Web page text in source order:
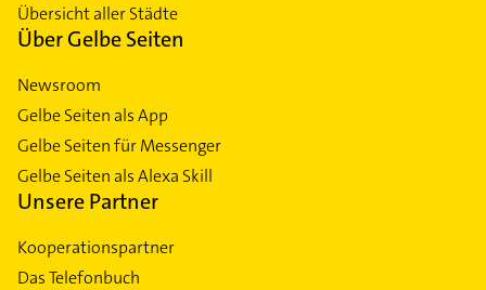
Übersicht aller Städte
Über Gelbe Seiten
Newsroom
Gelbe Seiten als App
Gelbe Seiten für Messenger
Gelbe Seiten als Alexa Skill
Unsere Partner
Kooperationspartner
Das Telefonbuch